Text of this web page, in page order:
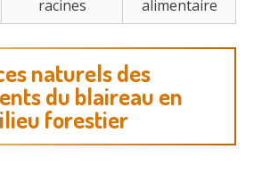
racines
alimentaire
naturels des
du blaireau en
forestier